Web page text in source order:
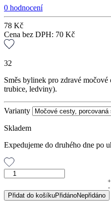
0 hodnocení
78 Kč
Cena bez DPH: 70 Kč
32
Směs bylinek pro zdravé
trubice, ledviny).
Varianty
Skladem
Expedujeme do druhého dne po
Močové
porcovaná
směs,
+
-
Přidat do košíkuPřidánoNepřidáno